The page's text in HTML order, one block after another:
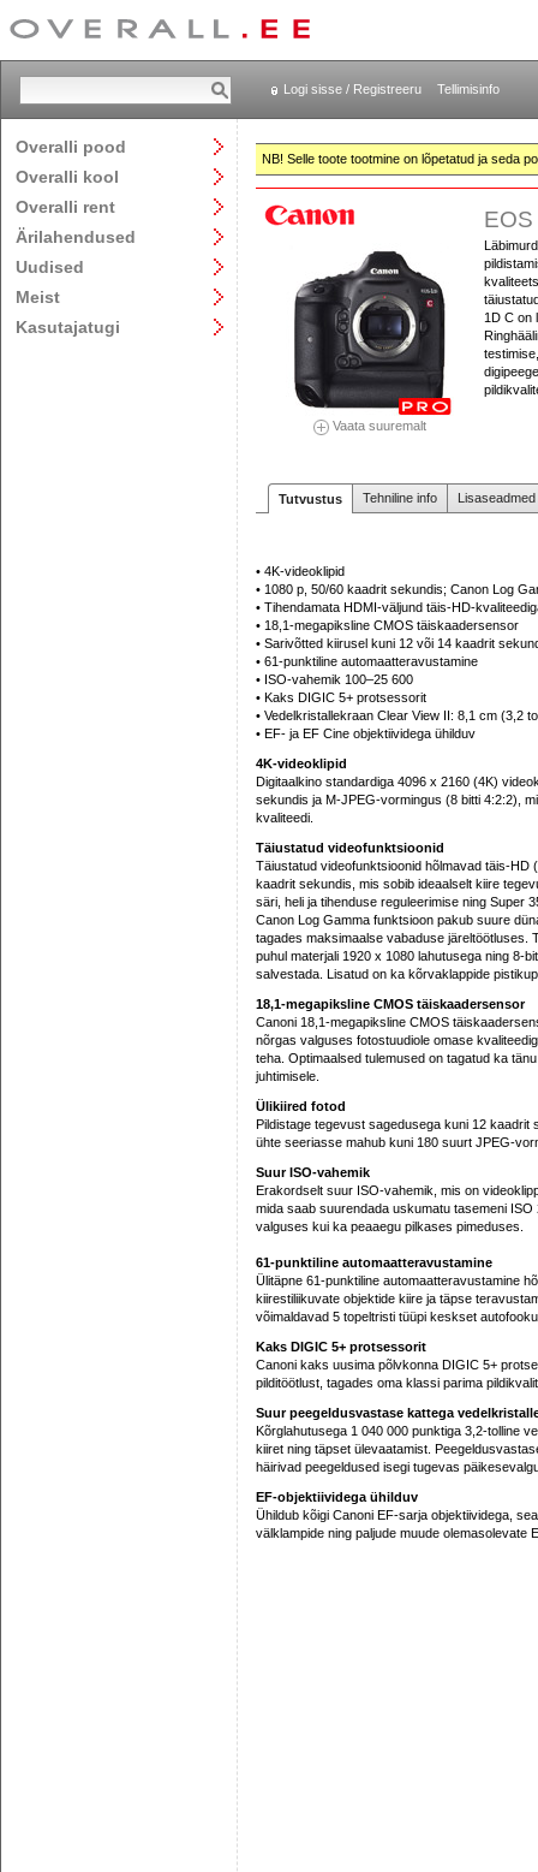
Logi sisse / Registreeru Tellimisinfo
Overalli pood
Overalli kool
Overalli rent
Ärilahendused
Uudised
Meist
Kasutajatugi
NB! Selle toote tootmine on lõpetatud ja seda
Vaata suuremalt
1D C on
Tutvustus Tehniline info
• 4K-videoklipid
• 1080 p, 50/60 kaadrit sekundis; Canon Log
• Tihendamata HDMI-väljund täis-HD-
• 18,1-megapiksline CMOS täiskaadersensor
• Sarivõtted kiirusel kuni 12 või 14 kaadrit
• 61-punktiline automaatteravustamine
• ISO-vahemik 100–25 600
• Kaks DIGIC 5+ protsessorit
• Vedelkristallekraan Clear View II: 8,1 cm (3,2
• EF- ja EF Cine objektiividega ühilduv
4K-videoklipid
Digitaalkino standardiga 4096 x 2160 (4K)
sekundis ja M-JPEG-vormingus (8 bitti 4:2:2),
kvaliteedi.
Täiustatud videofunktsioonid
Täiustatud videofunktsioonid hõlmavad täis-
kaadrit sekundis, mis sobib ideaalselt kiire
säri, heli ja tihenduse reguleerimise ning Super
Canon Log Gamma funktsioon pakub suure
tagades maksimaalse vabaduse järeltöötluses.
puhul materjali 1920 x 1080 lahutusega ning 8-
salvestada. Lisatud on ka kõrvaklappide
18,1-megapiksline CMOS täiskaadersensor
Canoni 18,1-megapiksline CMOS
nõrgas valguses fotostuudiole omase
teha. Optimaalsed tulemused on tagatud ka
juhtimisele.
Ülikiired fotod
Pildistage tegevust sagedusega kuni 12
ühte seeriasse mahub kuni 180 suurt JPEG-
Suur ISO-vahemik
Erakordselt suur ISO-vahemik, mis on
mida saab suurendada uskumatu tasemeni
valguses kui ka peaaegu pilkases pimeduses.
61-punktiline automaatteravustamine
Ülitäpne 61-punktiline automaatteravustamine
kiirestiliikuvate objektide kiire ja täpse
võimaldavad 5 topeltristi tüüpi keskset
Kaks DIGIC 5+ protsessorit
Canoni kaks uusima põlvkonna DIGIC 5+
pilditöötlust, tagades oma klassi parima
Suur peegeldusvastase kattega
Kõrglahutusega 1 040 000 punktiga 3,2-tolline
kiiret ning täpset ülevaatamist.
häirivad peegeldused isegi tugevas
EF-objektiividega ühilduv
Ühildub kõigi Canoni EF-sarja objektiividega,
välklampide ning paljude muude olemasolevate